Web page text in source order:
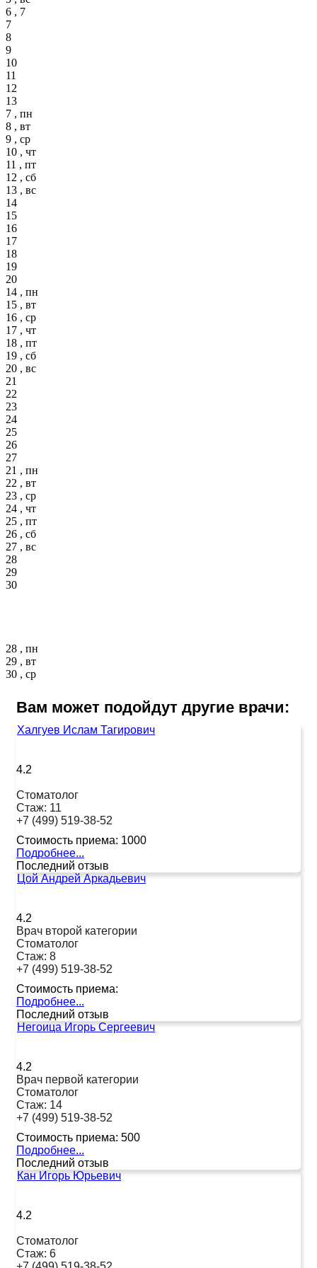
6 , 7
7
8
9
10
11
12
13
7 , пн
8 , вт
9 , ср
10 , чт
11 , пт
12 , сб
13 , вс
14
15
16
17
18
19
20
14 , пн
15 , вт
16 , ср
17 , чт
18 , пт
19 , сб
20 , вс
21
22
23
24
25
26
27
21 , пн
22 , вт
23 , ср
24 , чт
25 , пт
26 , сб
27 , вс
28
29
30
28 , пн
29 , вт
30 , ср
Вам может подойдут другие врачи:
Халгуев Ислам Тагирович
4.2
Стоматолог
Стаж: 11
+7 (499) 519-38-52
Стоимость приема: 1000
Подробнее...
Последний отзыв
Цой Андрей Аркадьевич
4.2
Врач второй категории
Стоматолог
Стаж: 8
+7 (499) 519-38-52
Стоимость приема:
Подробнее...
Последний отзыв
Негоица Игорь Сергеевич
4.2
Врач первой категории
Стоматолог
Стаж: 14
+7 (499) 519-38-52
Стоимость приема: 500
Подробнее...
Последний отзыв
Кан Игорь Юрьевич
4.2
Стоматолог
Стаж: 6